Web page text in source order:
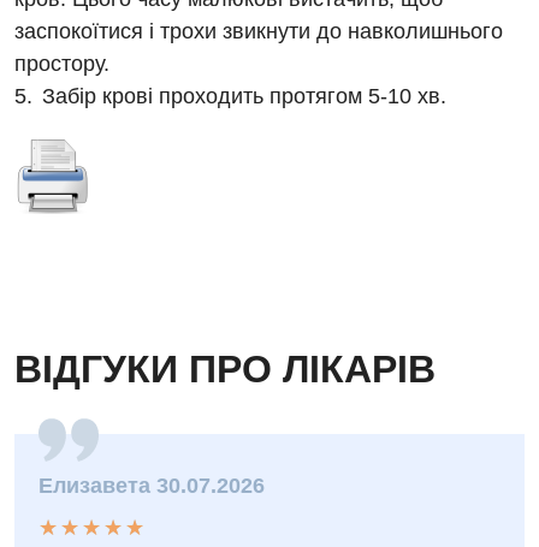
Магнітно-резонансна томографія
Мамографія
Рентгенографія
УЗД
Алергологія, імунологія
Андрологія
Безоплатні послуги
Вакцинація
Діагностичне відділення
Ендоскопічне відділення
Онкологічне відділлення
Травматологічне відділення
Урологічне відділення
Хірургічне відділення
Швидка медична допомога
Декларування
Лікування гострого інфаркту
заспокоїтися і трохи звикнути до навколишнього
простору.
Забір крові проходить протягом 5-10 хв.
ВІДГУКИ ПРО ЛІКАРІВ
Елизавета 30.07.2026
★
★
★
★
★
★ ★ ★ ★ ★